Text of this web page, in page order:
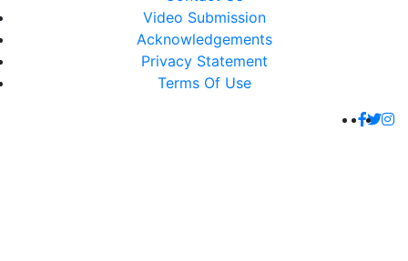
Video Submission
Acknowledgements
Privacy Statement
Terms Of Use